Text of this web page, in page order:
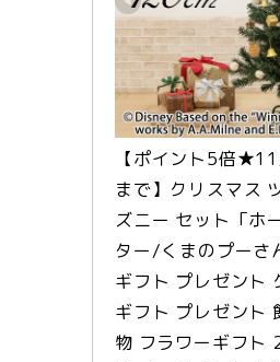
【ポイント5倍
まで】クリスマス
ズニー セット「ホ
ター/くまのプーさ
ギフト プレゼント
ギフト プレゼント
物 フラワーギフト